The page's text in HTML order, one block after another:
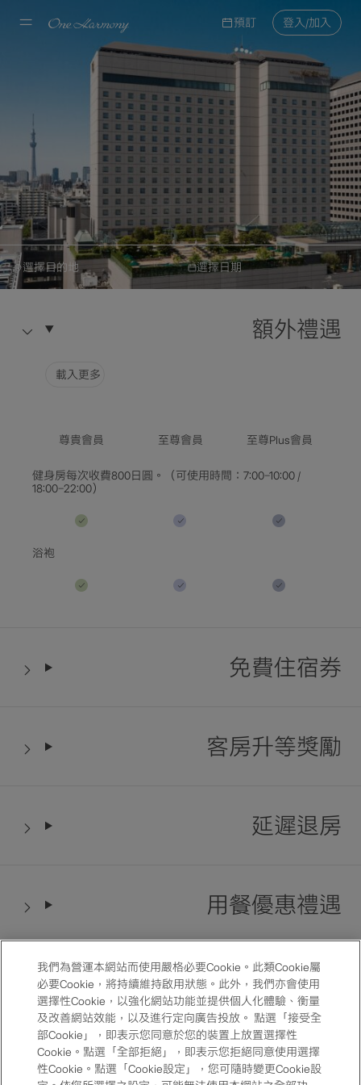
預訂 登入/加入
東京東方21世紀酒店
選擇目的地 選擇日期
選擇目的地
查詢空房
額外禮遇
載入更多
尊貴會員 至尊會員
至尊Plus會員
健身房每次收費800日圓。（可使用時間：7:00–10:00 /
18:00–22:00）
浴袍
免費住宿券
客房升等獎勵
延遲退房
用餐優惠禮遇
紀念日優惠房價
優選酒店
我們為營運本網站而使用嚴格必要Cookie。此類Cookie屬
必要Cookie，將持續維持啟用狀態。此外，我們亦會使用
選擇性Cookie，以強化網站功能並提供個人化體驗、衡量
及改善網站效能，以及進行定向廣告投放。 點選「接受全
部Cookie」，即表示您同意於您的裝置上放置選擇性
Cookie。點選「全部拒絕」，即表示您拒絕同意使用選擇
性Cookie。點選「Cookie設定」，您可隨時變更Cookie設